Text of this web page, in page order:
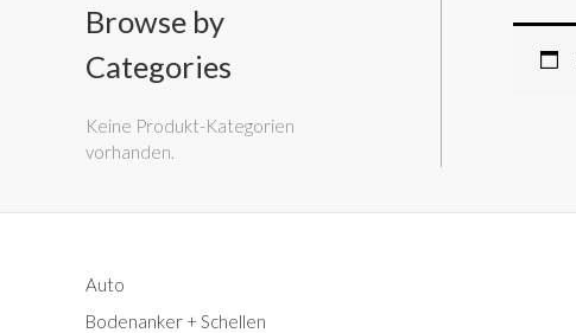
c
e
n
n
:
Browse by
Categories
Keine Produkt-Kategorien
vorhanden.
Auto
Bodenanker + Schellen